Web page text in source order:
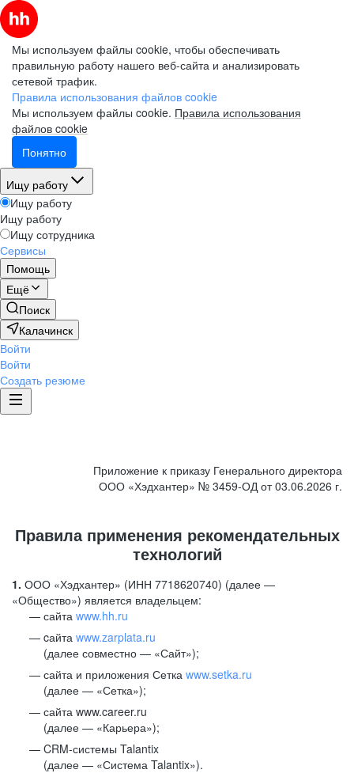
Мы используем файлы cookie, чтобы обеспечивать
правильную работу нашего веб-сайта и анализировать
сетевой трафик.
Правила использования файлов cookie
Мы используем файлы cookie. Правила использования
файлов cookie
Понятно
Ищу работу
Ищу работу
Ищу работу
Ищу сотрудника
Сервисы
Помощь
Ещё
Поиск
Калачинск
Войти
Войти
Создать резюме
Приложение к приказу Генерального директора
ООО «Хэдхантер» № 3459-ОД от 03.06.2026 г.
Правила применения рекомендательных
технологий
1. ООО «Хэдхантер» (ИНН 7718620740) (далее —
«Общество») является владельцем:
сайта www.hh.ru
cайта www.zarplata.ru
(далее совместно — «Сайт»);
сайта и приложения Сетка www.setka.ru
(далее — «Сетка»);
сайта www.career.ru
(далее — «Карьера»);
CRM-системы Talantix
(далее — «Система Talantix»).